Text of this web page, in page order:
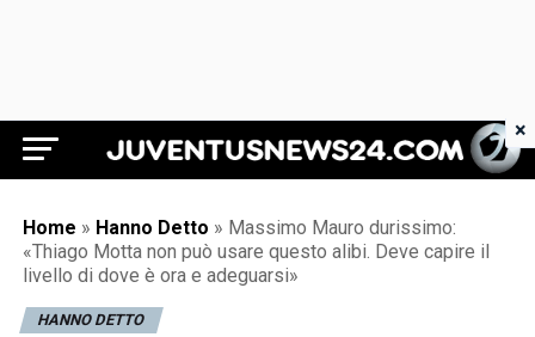
Juventus News 24
Home » Hanno Detto » Massimo Mauro durissimo:
«Thiago Motta non può usare questo alibi. Deve capire il
livello di dove è ora e adeguarsi»
HANNO DETTO
×